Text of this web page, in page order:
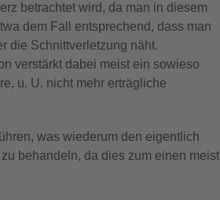
betrachtet wird, da man in diesem
dem Fall entsprechend, dass man
die Schnittverletzung näht.
verstärkt dabei meist ein sowieso
u. U. nicht mehr erträgliche
was wiederum den eigentlich
behandeln, da dies zum einen meist